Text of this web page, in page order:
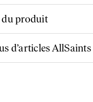
produit
d’articles AllSaints